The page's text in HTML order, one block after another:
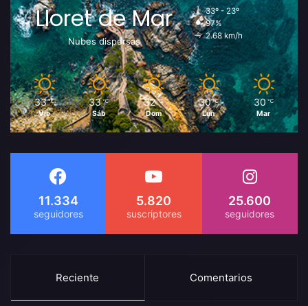
Lloret de Mar
Nubes dispersas
33º - 23º
97%
2.68 km/h
33 ℃
Vie
33 ℃
Sáb
32 ℃
Dom
30 ℃
Lun
30 ℃
Mar
11.334 5.820 25.600
Reciente Comentarios